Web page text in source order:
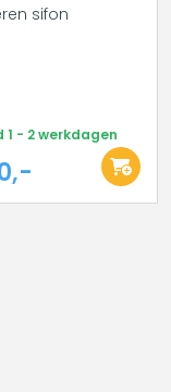
sifon
1 - 2 werkdagen